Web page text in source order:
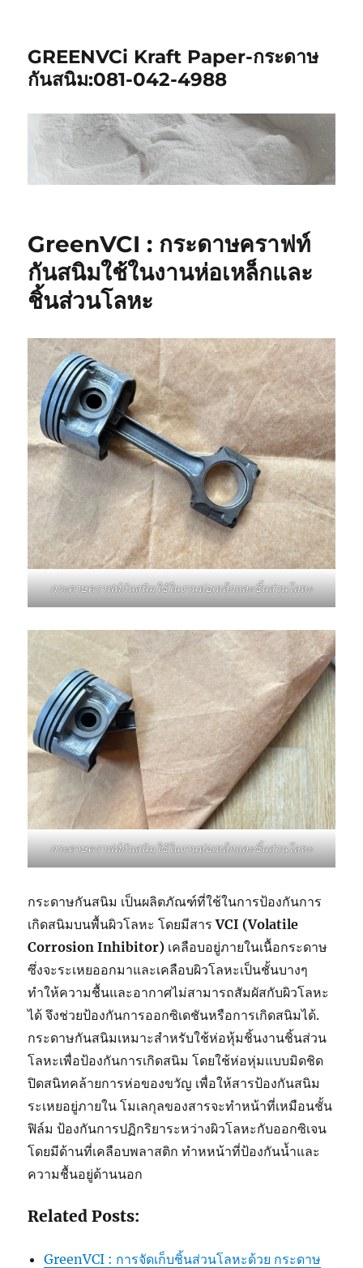
GREENVCi Kraft Paper-กระดาษ
กันสนิม:081-042-4988
GreenVCI : กระดาษคราฟท์
กันสนิมใช้ในงานห่อเหล็กและ
ชิ้นส่วนโลหะ
กระดาษคราฟท์กันสนิมใช้ในงานห่อเหล็กและชิ้นส่วนโลหะ
กระดาษคราฟท์กันสนิมใช้ในงานห่อเหล็กและชิ้นส่วนโลหะ
กระดาษกันสนิม เป็นผลิตภัณฑ์ที่ใช้ในการป้องกันการ
เกิดสนิมบนพื้นผิวโลหะ โดยมีสารVCI (Volatile
Corrosion Inhibitor) เคลือบอยู่ภายในเนื้อกระดาษ
ซึ่งจะระเหยออกมาและเคลือบผิวโลหะเป็นชั้นบางๆ
ทำให้ความชื้นและอากาศไม่สามารถสัมผัสกับผิวโลหะ
ได้ จึงช่วยป้องกันการออกซิเดชันหรือการเกิดสนิมได้.
กระดาษกันสนิมเหมาะสำหรับใช้ห่อหุ้มชิ้นงานชิ้นส่วน
โลหะเพื่อป้องกันการเกิดสนิม โดยใช้ห่อหุ่มแบบมิดชิด
ปิดสนิทคล้ายการห่อของขวัญ เพื่อให้สารป้องกันสนิม
ระเหยอยู่ภายใน โมเลกุลของสารจะทำหน้าที่เหมือนชั้น
ฟิล์ม ป้องกันการปฏิกริยาระหว่างผิวโลหะกับออกซิเจน
โดยมีด้านที่เคลือบพลาสติก ทำหหน้าที่ป้องกันน้ำและ
ความชื้นอยู่ด้านนอก
Related Posts:
GreenVCI : การจัดเก็บชิ้นส่วนโลหะด้วย กระดาษ